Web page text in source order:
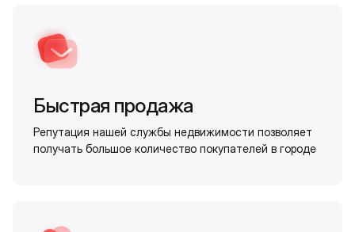
Быстрая продажа
Репутация нашей службы недвижимости позволяет
получать большое количество покупателей в городе